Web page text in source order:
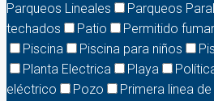
Parqueos Lineales
Parqueos
techados
Patio Permitido fumar
Piscina
Piscina para niños
Planta Electrica
Playa
eléctrico
Pozo Primera linea